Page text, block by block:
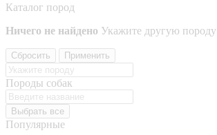
Каталог пород
Ничего не найдено Укажите другую породу
Сбросить Применить
Породы собак
Выбрать все
Популярные